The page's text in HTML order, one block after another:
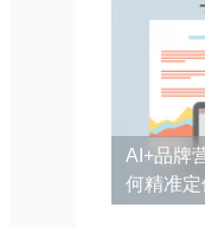
AI+品牌
何精准